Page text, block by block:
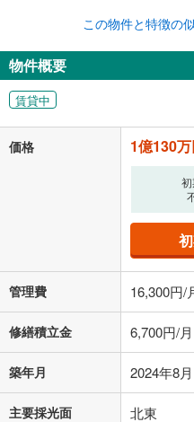
この物件と特徴の
物件概要
賃貸中
価格 1億130
管理費 16,300円/
修繕積立金 6,700円/月
築年月 2024年8月
主要採光面 北東